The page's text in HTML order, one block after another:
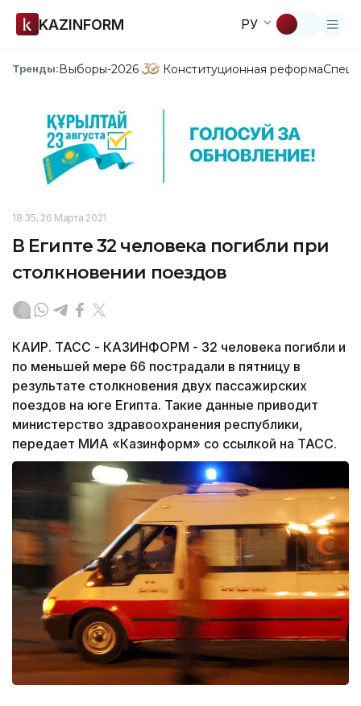
KAZINFORM РУ
Тренды:Выборы-2026 Конституционная реформа
18:35, 26 Марта 2021
В Египте 32 человека погибли при
столкновении поездов
КАИР. ТАСС - КАЗИНФОРМ - 32 человека погибли и
по меньшей мере 66 пострадали в пятницу в
результате столкновения двух пассажирских
поездов на юге Египта. Такие данные приводит
министерство здравоохранения республики,
передает МИА «Казинформ» со ссылкой на ТАСС.